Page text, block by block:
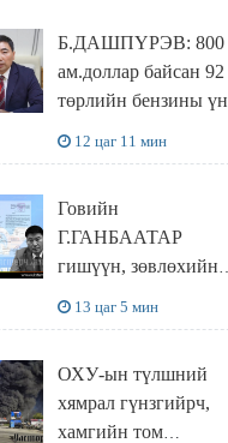
Сутай хайрханы
тахилгад оролцжээ
Б.ДАШПҮРЭВ: 800
ам.доллар байсан 92
төрлийн бензины үнэ
12 цаг 11 мин
Говийн
Г.ГАНБААТАР
гишүүн, зөвлөхийн
зардлаа “ИНҮТ”
ТӨХХК даажээ
13 цаг 5 мин
ОХУ-ын түлшний
хямрал гүнзгийрч,
хамгийн том